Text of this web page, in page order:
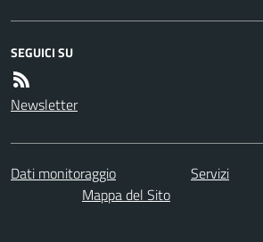
SEGUICI SU
Newsletter
Dati monitoraggio Servizi
Mappa del Sito